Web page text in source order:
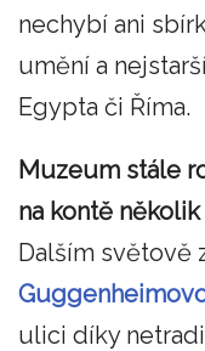
nechybí ani
umění a
Egypta či Říma.
Muzeum stále
na kontě
Dalším světově
ulici díky